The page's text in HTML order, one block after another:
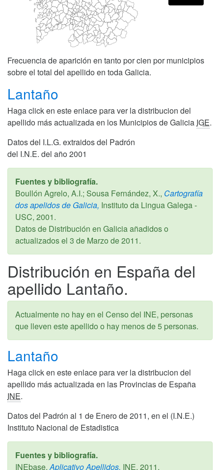
Frecuencia de aparición en tanto por cien por municipios
sobre el total del apellido en toda Galicia.
Lantaño
Haga click en este enlace para ver la distribucion del
apellido más actualizada en los Municipios de Galicia IGE.
Datos del I.L.G. extraidos del Padrón
del I.N.E. del año 2001
Fuentes y bibliografía.
Boullón Agrelo, A.I.; Sousa Fernández, X., Cartografía
dos apelidos de Galicia, Instituto da Lingua Galega -
USC, 2001.
Datos de Distribución en Galicia añadidos o
actualizados el 3 de Marzo de 2011.
Distribución en España del
apellido Lantaño.
Actualmente no hay en el Censo del INE, personas
que lleven este apellido o hay menos de 5 personas.
Lantaño
Haga click en este enlace para ver la distribucion del
apellido más actualizada en las Provincias de España
INE.
Datos del Padrón al 1 de Enero de 2011, en el (I.N.E.)
Instituto Nacional de Estadistica
Fuentes y bibliografía.
INEbase,Aplicativo Apellidos, INE, 2011.